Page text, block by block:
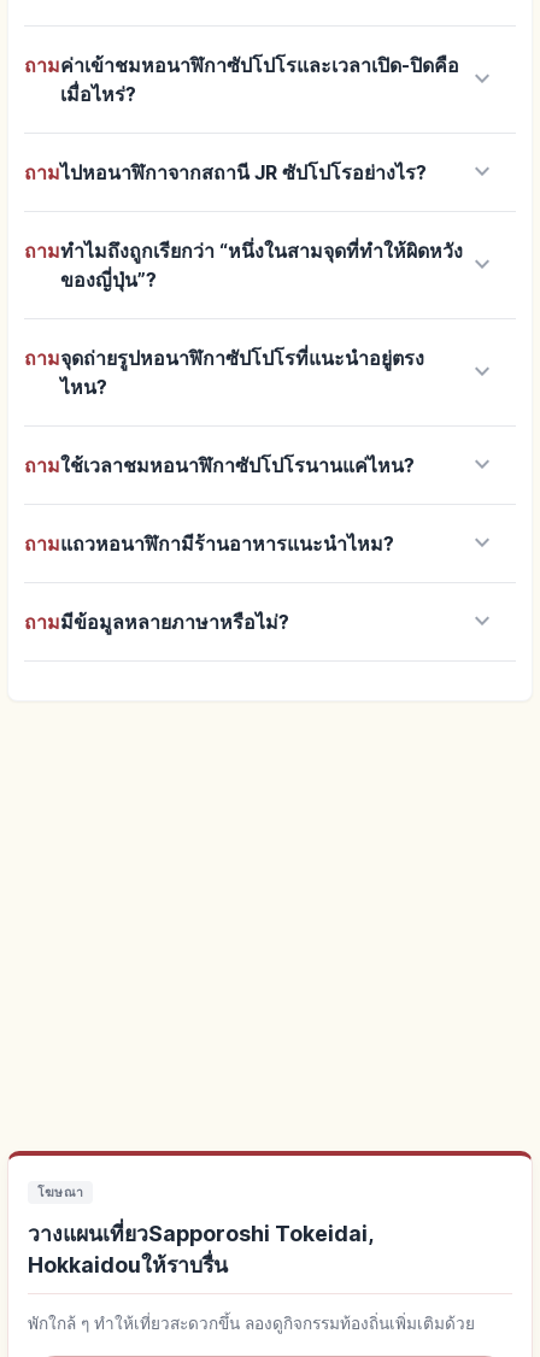
ถามค่าเข้าชมหอนาฬิกาซัปโปโรและเวลาเปิด-ปิดคือ
เมื่อไหร่?
keyboard_arrow_down
ถามไปหอนาฬิกาจากสถานี JR ซัปโปโรอย่างไร? keyboard_arrow_down
ถามทำไมถึงถูกเรียกว่า “หนึ่งในสามจุดที่ทำให้ผิดหวัง
ของญี่ปุ่น”?
keyboard_arrow_down
ถามจุดถ่ายรูปหอนาฬิกาซัปโปโรที่แนะนำอยู่ตรง
ไหน?
keyboard_arrow_down
ถามใช้เวลาชมหอนาฬิกาซัปโปโรนานแค่ไหน? keyboard_arrow_down
ถามแถวหอนาฬิกามีร้านอาหารแนะนำไหม? keyboard_arrow_down
ถามมีข้อมูลหลายภาษาหรือไม่? keyboard_arrow_down
โฆษณา
วางแผนเที่ยวSapporoshi Tokeidai,
Hokkaidouให้ราบรื่น
พักใกล้ ๆ ทำให้เที่ยวสะดวกขึ้น ลองดูกิจกรรมท้องถิ่นเพิ่มเติมด้วย